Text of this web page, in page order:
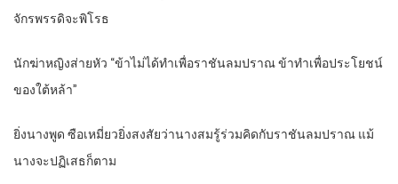
จักรพรรดิจะพิโรธ
นักฆ่าหญิงส่ายหัว “ข้าไม่ได้ทำเพื่อราชันลมปราณ ข้าทำเพื่อประโยชน์
ของใต้หล้า”
ยิ่งนางพูด ซือเหมี่ยวยิ่งสงสัยว่านางสมรู้ร่วมคิดกับราชันลมปราณ แม้
นางจะปฏิเสธก็ตาม